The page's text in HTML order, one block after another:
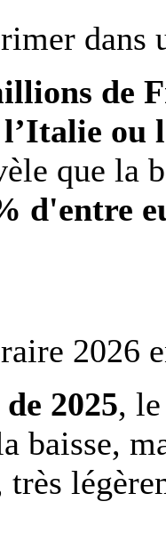
dans
de
l’Italie ou
que la
d'entre
2026
2025,
baisse,
très